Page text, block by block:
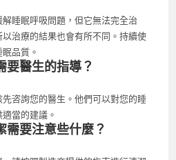
睡眠呼吸問題，但它無法完全治
治療的結果也會有所不同。持續使
品質。
要醫生的指導？
咨詢您的醫生。他們可以對您的睡
當的建議。
需要注意些什麼？